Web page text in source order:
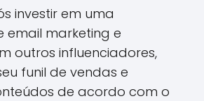
investir em uma
email marketing e
outros influenciadores,
funil de vendas e
de acordo com o